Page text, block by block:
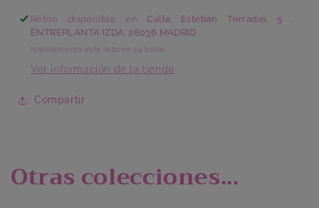
Retiro disponible enCalle Esteban Terradas 5 ,
ENTREPLANTA IZDA. 28036 MADRID
Normalmente está listo en 24 horas
Ver información de la tienda
Compartir
Otras colecciones...